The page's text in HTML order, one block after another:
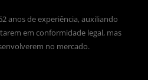
anos de experiência, auxiliando
em conformidade legal, mas
no mercado.